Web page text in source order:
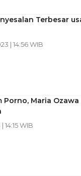
Terbesar
| 14:56 WIB
Maria
14:15 WIB